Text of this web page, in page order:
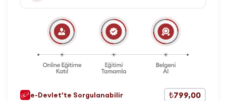
e-Devlet'te Sorgulanabilir ₺799,00